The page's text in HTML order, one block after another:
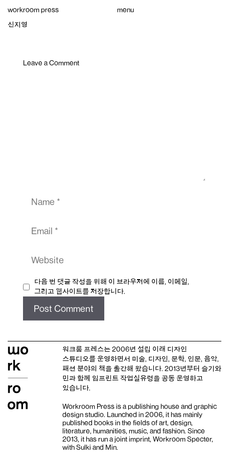
content
workroom press menu
신지영
Leave a Comment
다음 번 댓글 작성을 위해 이 브라우저에 이름, 이메일,
그리고 웹사이트를 저장합니다.
워크룸 프레스는 2006년 설립 이래 디자인
스튜디오를 운영하면서 미술, 디자인, 문학, 인문, 음악,
패션 분야의 책을 출간해 왔습니다. 2013년부터 슬기와
민과 함께 임프린트 작업실유령을 공동 운영하고
있습니다.
Workroom Press is a publishing house and graphic
design studio. Launched in 2006, it has mainly
published books in the fields of art, design,
literature, humanities, music, and fashion. Since
2013, it has run a joint imprint, Workroom Specter,
with Sulki and Min.